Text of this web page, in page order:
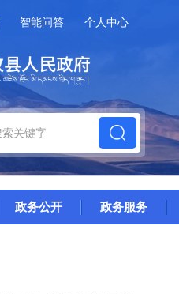
智能问答 个人中心
政务公开 政务服务